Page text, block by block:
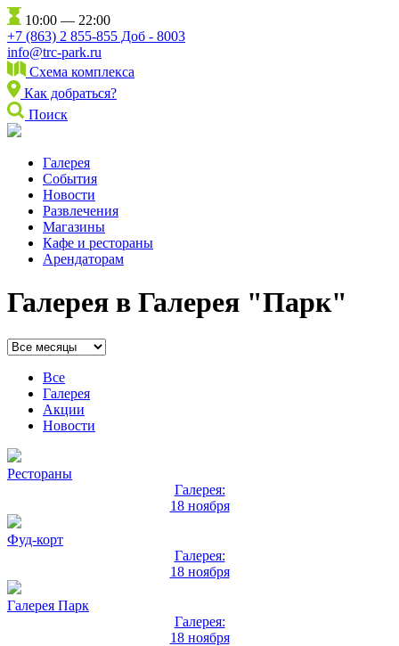
10:00 — 22:00
+7 (863) 2 855-855 Доб - 8003
info@trc-park.ru
Схема комплекса
Как добраться?
Поиск
Галерея
События
Новости
Развлечения
Магазины
Кафе и рестораны
Арендаторам
Галерея в Галерея "Парк"
Все
Галерея
Акции
Новости
Рестораны
Галерея:
18 ноября
Фуд-корт
Галерея:
18 ноября
Галерея Парк
Галерея:
18 ноября